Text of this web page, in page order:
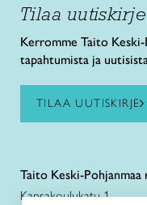
Tilaa uutiskirje
Kerromme Taito
tapahtumista ja
TILAA UUTISKIRJE
Taito Keski-Pohjanmaa
Kansakoulukatu 1